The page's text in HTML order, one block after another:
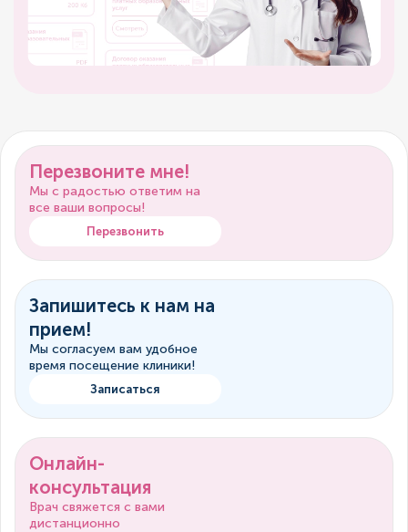
Перезвоните мне!
Мы с радостью ответим на
все ваши вопросы!
Перезвонить
Запишитесь к нам на
прием!
Мы согласуем вам удобное
время посещение клиники!
Записаться
Онлайн-
консультация
Врач свяжется с вами
дистанционно